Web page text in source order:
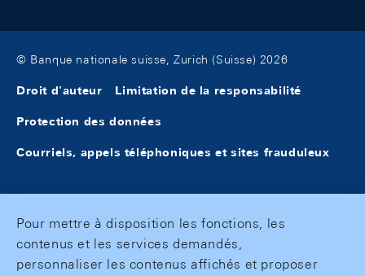
© Banque nationale suisse, Zurich (Suisse) 2026
Droit d'auteur Limitation de la responsabilité
Protection des données
Courriels, appels téléphoniques et sites frauduleux
Pour mettre à disposition les fonctions, les
contenus et les services demandés,
personnaliser les contenus affichés et proposer